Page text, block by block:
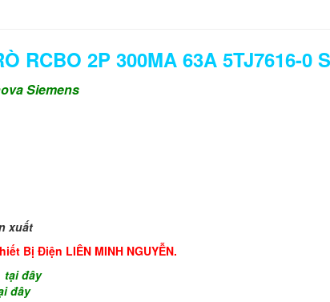
RCBO 2P 300MA 63A 5TJ7616-0
Siemens
xuất
iết Bị Điện LIÊN MINH NGUYỄN.
tại đây
đây